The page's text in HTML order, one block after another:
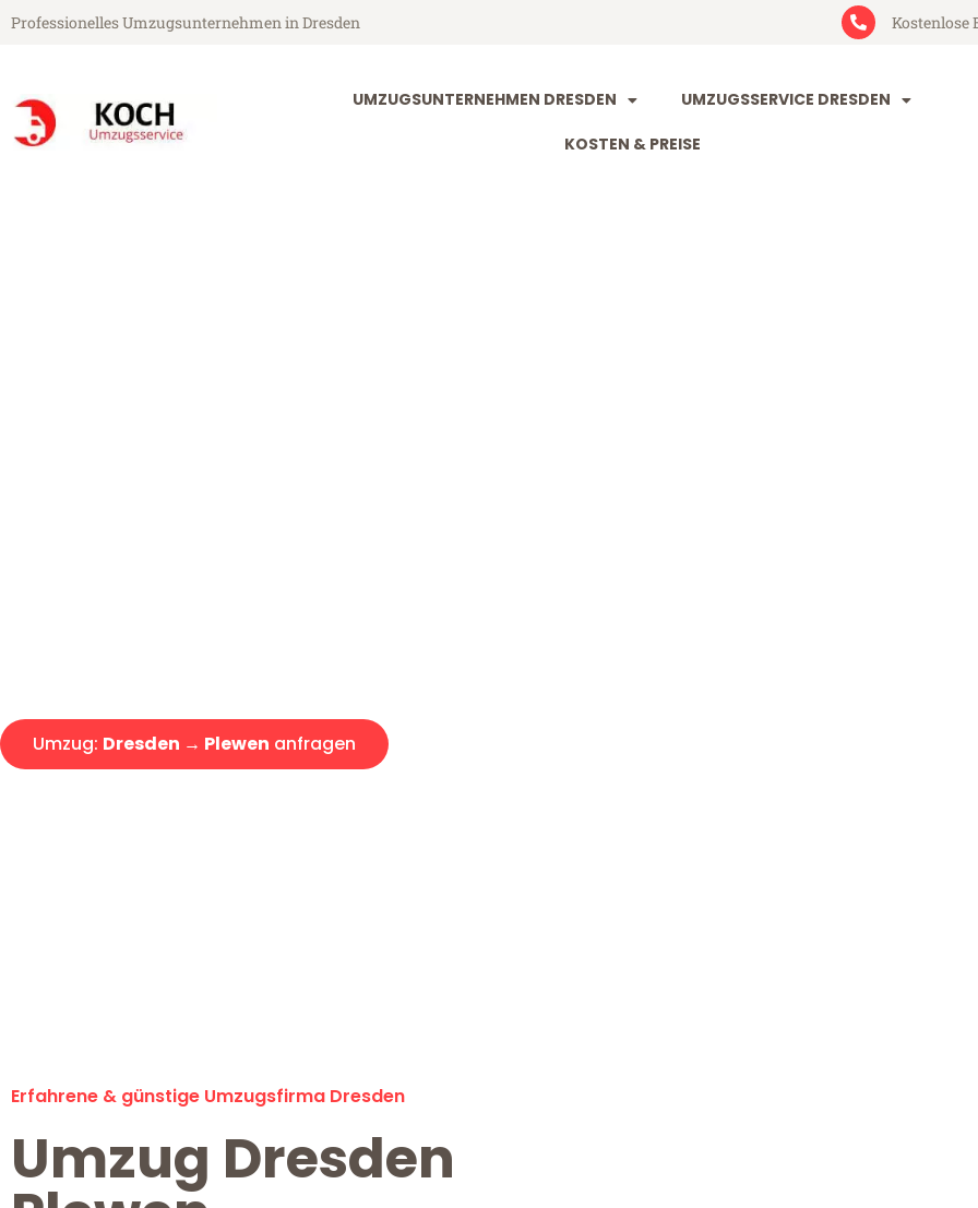
Professionelles Umzugsunternehmen in Dresden Kostenlose
UMZUGSUNTERNEHMEN DRESDEN UMZUGSSERVICE DRESDEN
KOSTEN & PREISE
Umzug: Dresden → Plewen anfragen
Erfahrene & günstige Umzugsfirma Dresden
Umzug Dresden